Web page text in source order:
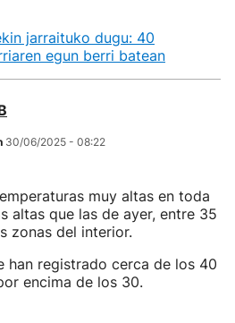
jarraituko dugu: 40
egun berri batean
30/06/2025 - 08:22
muy altas en toda
altas que las de ayer, entre 35
zonas del interior.
han registrado cerca de los 40
encima de los 30.